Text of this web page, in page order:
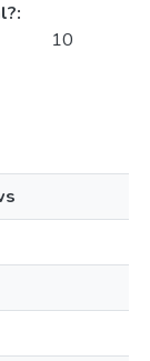
10